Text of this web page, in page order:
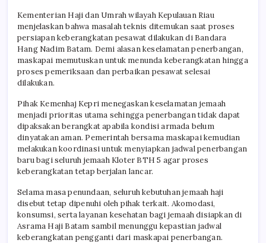
Kementerian Haji dan Umrah wilayah Kepulauan Riau
menjelaskan bahwa masalah teknis ditemukan saat proses
persiapan keberangkatan pesawat dilakukan di Bandara
Hang Nadim Batam. Demi alasan keselamatan penerbangan,
maskapai memutuskan untuk menunda keberangkatan hingga
proses pemeriksaan dan perbaikan pesawat selesai
dilakukan.
Pihak Kemenhaj Kepri menegaskan keselamatan jemaah
menjadi prioritas utama sehingga penerbangan tidak dapat
dipaksakan berangkat apabila kondisi armada belum
dinyatakan aman. Pemerintah bersama maskapai kemudian
melakukan koordinasi untuk menyiapkan jadwal penerbangan
baru bagi seluruh jemaah Kloter BTH 5 agar proses
keberangkatan tetap berjalan lancar.
Selama masa penundaan, seluruh kebutuhan jemaah haji
disebut tetap dipenuhi oleh pihak terkait. Akomodasi,
konsumsi, serta layanan kesehatan bagi jemaah disiapkan di
Asrama Haji Batam sambil menunggu kepastian jadwal
keberangkatan pengganti dari maskapai penerbangan.